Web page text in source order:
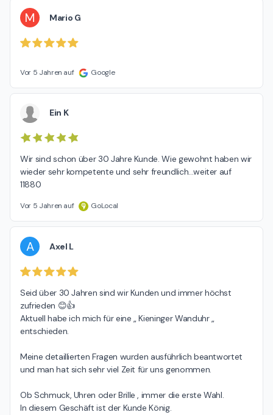
M Mario G
Vor 5 Jahren auf Google
Ein K
Wir sind schon über 30 Jahre Kunde. Wie gewohnt haben wir
wieder sehr kompetente und sehr freundlich...weiter auf
11880
Vor 5 Jahren auf GoLocal
A Axel L
Seid über 30 Jahren sind wir Kunden und immer höchst
zufrieden 😊👍
Aktuell habe ich mich für eine „ Kieninger Wanduhr „
entschieden.
Meine detaillierten Fragen wurden ausführlich beantwortet
und man hat sich sehr viel Zeit für uns genommen.
Ob Schmuck, Uhren oder Brille , immer die erste Wahl.
In diesem Geschäft ist der Kunde König.